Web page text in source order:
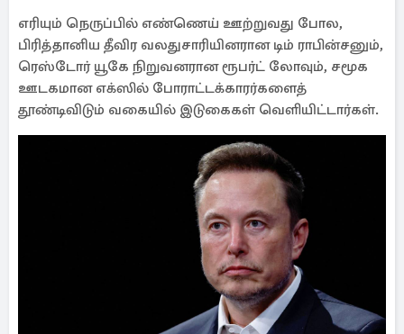
எரியும் நெருப்பில் எண்ணெய் ஊற்றுவது போல,
பிரித்தானிய தீவிர வலதுசாரியினரான டிம் ராபின்சனும்,
ரெஸ்டோர் யூகே நிறுவனரான ரூபர்ட் லோவும், சமூக
ஊடகமான எக்ஸில் போராட்டக்காரர்களைத்
தூண்டிவிடும் வகையில் இடுகைகள் வெளியிட்டார்கள்.